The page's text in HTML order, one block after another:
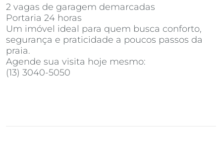
2 vagas de garagem demarcadas
Portaria 24 horas
Um imóvel ideal para quem busca conforto,
segurança e praticidade a poucos passos da
praia.
Agende sua visita hoje mesmo:
(13) 3040-5050